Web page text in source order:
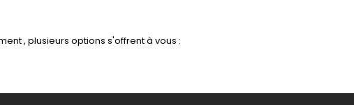
, plusieurs options s'offrent à vous :